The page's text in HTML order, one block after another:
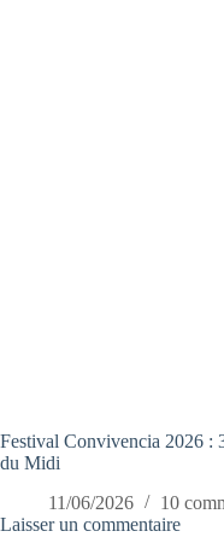
Festival Convivencia 2026 :
du Midi
11/06/2026
10
Laisser un commentaire